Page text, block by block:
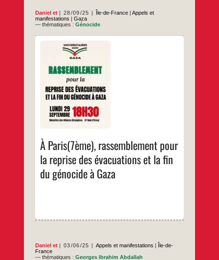
Daniel et 28/09/25 Île-de-France| Appels et
manifestations |Gaza
— thématiques :Génocide
À Paris(7ème), rassemblement pour
la reprise des évacuations et la fin
du génocide à Gaza
Lundi 29 septembre à 18h30Ministère des
Affaires Etrangères37 quai d’Orsay75007
Daniel et 03/06/25 Appels et manifestations | Île-de-
France
— thématiques :Georges Ibrahim Abdallah